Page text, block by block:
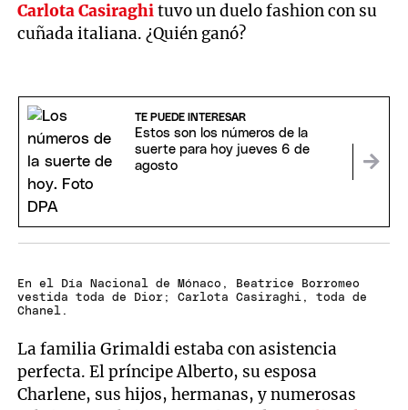
Carlota Casiraghituvo un duelo fashion con su
cuñada italiana. ¿Quién ganó?
TE PUEDE INTERESAR
Estos son los números de la
suerte para hoy jueves 6 de
agosto
En el Día Nacional de Mónaco, Beatrice Borromeo
vestida toda de Dior; Carlota Casiraghi, toda de
Chanel.
La familia Grimaldi estaba con asistencia
perfecta. El príncipe Alberto, su esposa
Charlene, sus hijos, hermanas, y numerosas